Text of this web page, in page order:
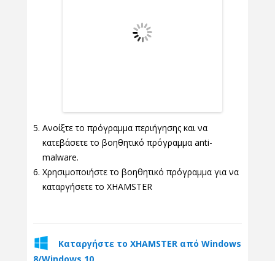
Ανοίξτε το πρόγραμμα περιήγησης και να
κατεβάσετε το βοηθητικό πρόγραμμα anti-
malware.
Χρησιμοποιήστε το βοηθητικό πρόγραμμα για να
καταργήσετε το XHAMSTER
Καταργήστε το XHAMSTER από Windows